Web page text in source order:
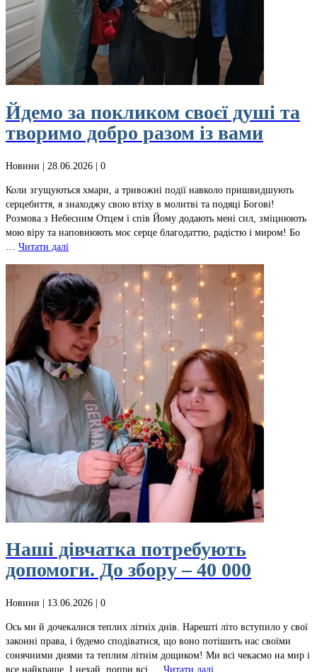
Йдемо за покликом своєї душі та
творимо добро разом із вами
Новини | 28.06.2026 | 0
Коли згущуються хмари, а тривожні події навколо пришвидшують
серцебиття, я знаходжу свою втіху в молитві та подяці Богові!
Розмова з Небесним Отцем і спів Йому додають мені сил, зміцнюють
мою віру та наповнюють моє серце благодаттю, радістю і миром! Бо
Читати далі
Наші дівчатка потребують
допомоги. До збору – 40 000
Новини | 13.06.2026 | 0
Ось ми й дочекалися теплих літніх днів. Нарешті літо вступило у свої
законні права, і будемо сподіватися, що воно потішить нас своїми
сонячними днями та теплим літнім дощиком! Ми всі чекаємо на мир і
все найкраще. І нехай, попри всі … Читати далі